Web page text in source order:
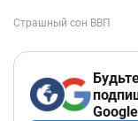
Google